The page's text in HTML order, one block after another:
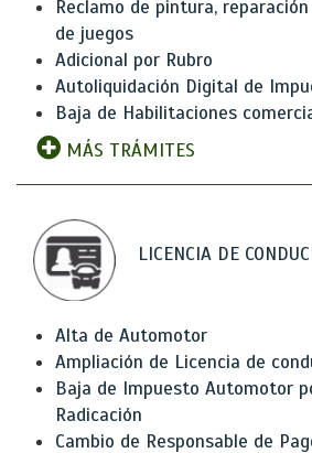
Reclamo de pintura,
de juegos
Adicional por Rubro
Autoliquidación Digital de
Baja de Habilitaciones
MÁS TRÁMITES
LICENCIA DE
Alta de Automotor
Ampliación de Licencia de
Baja de Impuesto Automotor
Radicación
Cambio de Responsable de